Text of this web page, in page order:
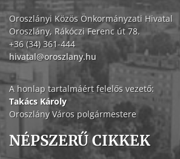
Oroszlányi Közös Önkormányzati Hivatal
Oroszlány, Rákóczi Ferenc út 78.
+36 (34) 361-444
hivatal@oroszlany.hu
A honlap tartalmáért felelős vezető:
Takács Károly
Oroszlány Város polgármestere
NÉPSZERŰ CIKKEK